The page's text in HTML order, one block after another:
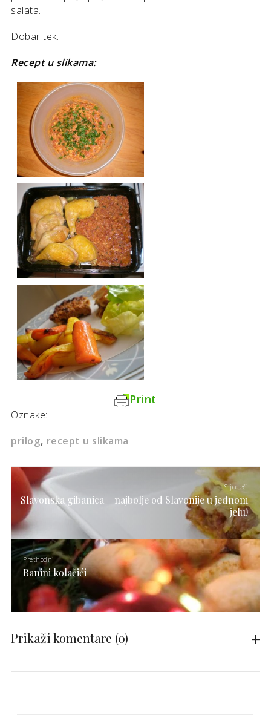
salata.
Dobar tek.
Recept u slikama:
Print
Oznake:
prilog recept u slikama
Sljedeći
Slavonska gibanica – najbolje od Slavonije u jednom
jelu!
Prethodni
Banini kolačići
Prikaži komentare (0)